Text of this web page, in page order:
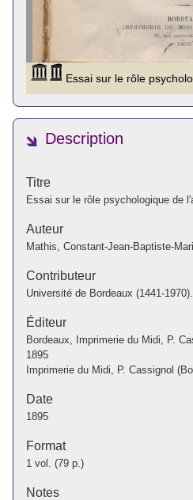
Description
Titre
Essai sur le rôle psychologique de
Auteur
Mathis, Constant-Jean-Baptiste-
Contributeur
Université de Bordeaux (1441-
Éditeur
Bordeaux, Imprimerie du Midi, P.
1895
Imprimerie du Midi, P. Cassignol
Date
1895
Format
1 vol. (79 p.)
Notes